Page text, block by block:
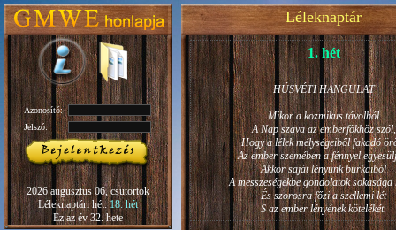
Azonosító:
Jelszó:
2026 augusztus 06, csütörtök
Léleknaptári hét:18. hét
Ez az év 32. hete
Léleknaptár
1. hét
HÚSVÉTI HANGULAT
Mikor a kozmikus távolból
A Nap szava az emberfőkhöz szól,
Hogy a lélek mélységeiből fakadó
Az ember szemében a fénnyel
Akkor saját lényünk burkaiból
A messzeségekbe gondolatok sokasága
És szorosra főzi a szellemi lét
S az ember lényének kötelékét.